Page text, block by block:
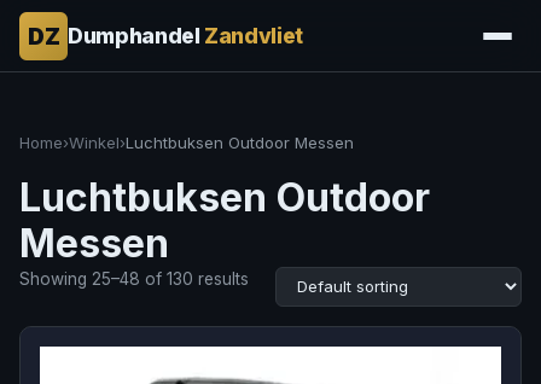
DZ Dumphandel Zandvliet
Home›Winkel›Luchtbuksen Outdoor Messen
Luchtbuksen Outdoor
Messen
Showing 25–48 of 130 results